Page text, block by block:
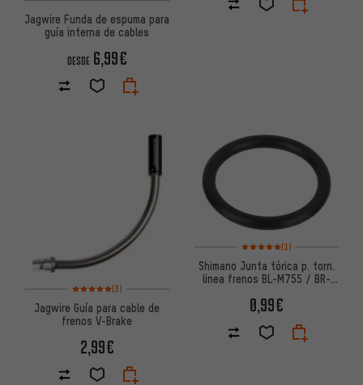
Jagwire Funda de espuma para
guía interna de cables
DESDE 6,99€
Valoración media: 5 de 5 basada en 3 reseñas
(3)
Jagwire Guía para cable de
frenos V-Brake
2,99€
Valoración media: 5 de 5
(1)
Shimano Junta tórica p. torn.
linea frenos BL-M755 / BR-
0,99€